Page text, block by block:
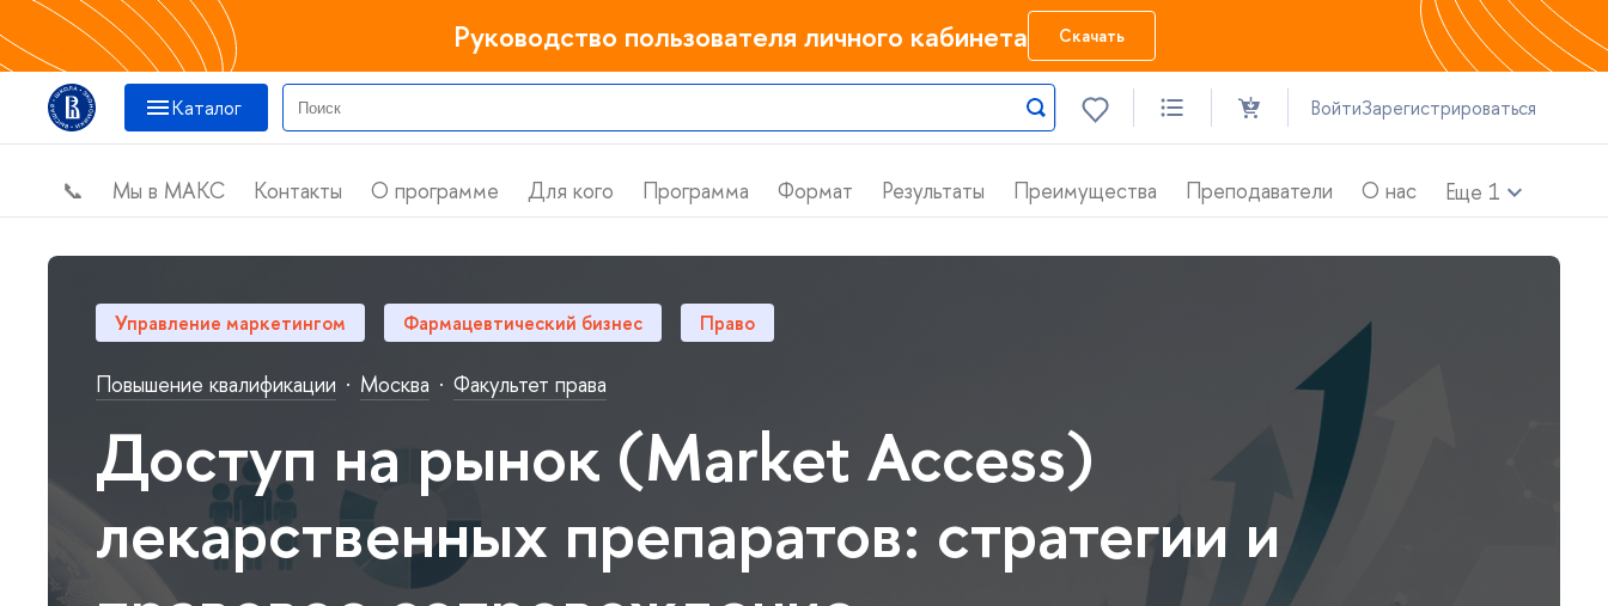
Руководство пользователя личного кабинета Скачать
Катало ойтиЗарегистрироваться
📞 Мы в МАКС Контакты О программе Для кого Программа Формат Результаты Преимущества Преподаватели О нас Еще 1
Управление маркетингом Фармацевтический бизнес Право
Повышение квалификации · Москва · Факультет права
Доступ на рынок (Market Access)
лекарственных препаратов: стратегии и